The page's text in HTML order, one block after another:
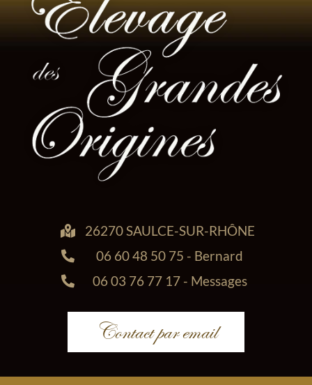
26270 SAULCE-SUR-RHÔNE
06 60 48 50 75 - Bernard
06 03 76 77 17 - Messages
Contact par email